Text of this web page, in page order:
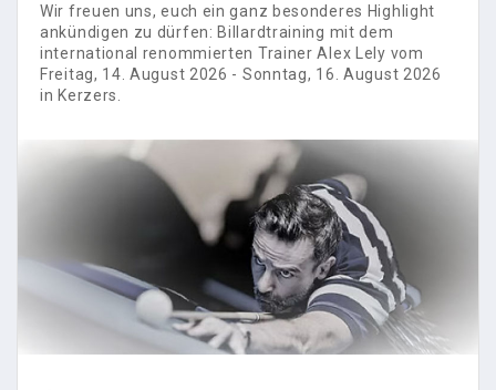
Wir freuen uns, euch ein ganz besonderes Highlight
ankündigen zu dürfen: Billardtraining mit dem
international renommierten Trainer Alex Lely vom
Freitag, 14. August 2026 - Sonntag, 16. August 2026
in Kerzers.